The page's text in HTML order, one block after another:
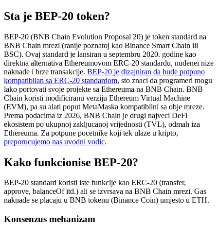
Sta je BEP-20 token?
BEP-20 (BNB Chain Evolution Proposal 20) je token standard na
BNB Chain mrezi (ranije poznatoj kao Binance Smart Chain ili
BSC). Ovaj standard je lansiran u septembru 2020. godine kao
direktna alternativa Ethereumovom ERC-20 standardu, nudenei nize
naknade i brze transakcije. BEP-20 je dizajniran da bude potpuno
kompatibilan sa ERC-20 standardom, sto znaci da programeri mogu
lako portovati svoje projekte sa Ethereuma na BNB Chain. BNB
Chain koristi modificiranu verziju Ethereum Virtual Machine
(EVM), pa su alati poput MetaMaska kompatibilni sa obje mreze.
Prema podacima iz 2026, BNB Chain je drugi najveci DeFi
ekosistem po ukupnoj zakljucanoj vrijednosti (TVL), odmah iza
Ethereuma. Za potpune pocetnike koji tek ulaze u kripto,
preporucujemo nas uvodni vodic.
Kako funkcionise BEP-20?
BEP-20 standard koristi iste funkcije kao ERC-20 (transfer,
approve, balanceOf itd.) ali se izvrsava na BNB Chain mrezi. Gas
naknade se placaju u BNB tokenu (Binance Coin) umjesto u ETH.
Konsenzus mehanizam